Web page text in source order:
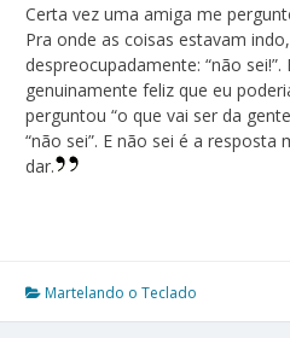
Certa vez uma amiga me
Pra onde as coisas estavam
despreocupadamente: “não
genuinamente feliz que eu
perguntou “o que vai ser da
“não sei”. E não sei é a resposta
dar.
Martelando o Teclado